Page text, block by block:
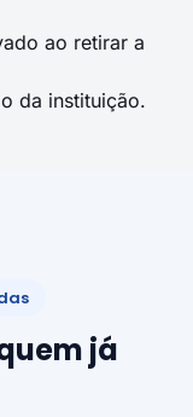
ao retirar a
da instituição.
já